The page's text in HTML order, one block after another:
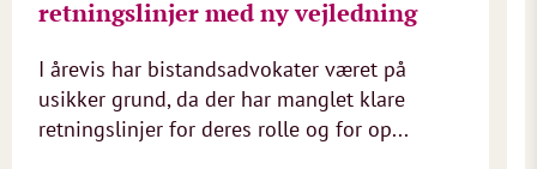
retningslinjer med ny vejledning
I årevis har bistandsadvokater været på
usikker grund, da der har manglet klare
retningslinjer for deres rolle og for op...